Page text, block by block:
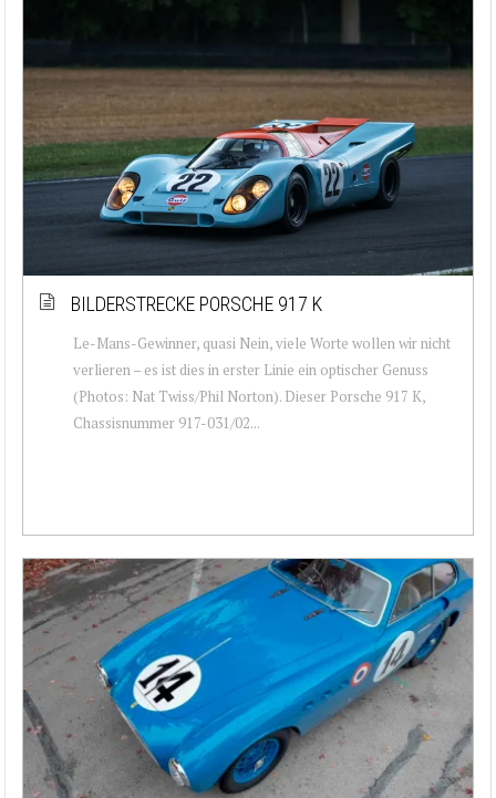
BILDERSTRECKE PORSCHE 917 K
Le-Mans-Gewinner, quasi Nein, viele Worte wollen wir nicht
verlieren – es ist dies in erster Linie ein optischer Genuss
(Photos: Nat Twiss/Phil Norton). Dieser Porsche 917 K,
Chassisnummer 917-031/02...